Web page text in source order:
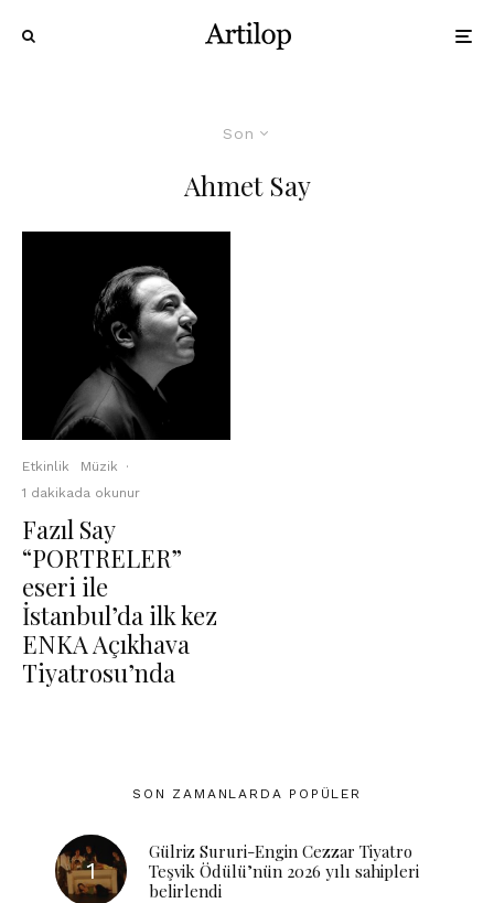
Son
Ahmet Say
Etkinlik Müzik
·
1 dakikada okunur
Fazıl Say
“PORTRELER”
eseri ile
İstanbul’da ilk kez
ENKA Açıkhava
Tiyatrosu’nda
SON ZAMANLARDA POPÜLER
Gülriz Sururi-Engin Cezzar Tiyatro
Teşvik Ödülü’nün 2026 yılı sahipleri
belirlendi